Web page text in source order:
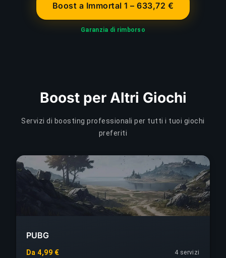
Boost a Immortal 1 – 633,72 €
Garanzia di rimborso
Boost per Altri Giochi
Servizi di boosting professionali per tutti i tuoi giochi
preferiti
PUBG
Da 4,99 € 4 servizi